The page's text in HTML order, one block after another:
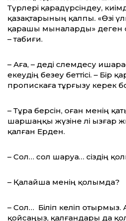
Түрлері қарадүрсіндеу,
қазақтарының қалпы. «Өзі
қарашы мыналарды» деген
– табиғи.
– Аға, – деді сәлемдесу
екеудің безеу беттісі. – Бір
пропискаға тұрғызу керек
– Тұра берсін, оған менің
шаршаңқы жүзіне әлі ызғар
қалған Ерден.
– Сол… сол шаруа… сіздің
– Қалайша менің қолымда?
– Сол… Біліп келіп отырмыз.
қойсаңыз, қалғандары да